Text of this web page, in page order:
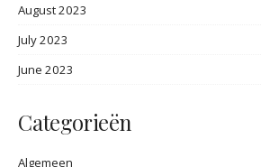
August 2023
July 2023
June 2023
Categorieën
Algemeen